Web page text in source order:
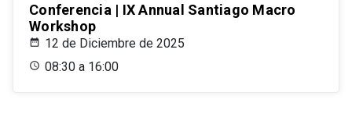
Conferencia | IX Annual Santiago Macro
Workshop
12 de Diciembre de 2025
08:30 a 16:00